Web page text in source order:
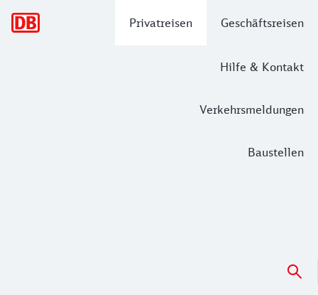
Privatreisen Geschäftsreisen
Hilfe & Kontakt
Verkehrsmeldungen
Baustellen